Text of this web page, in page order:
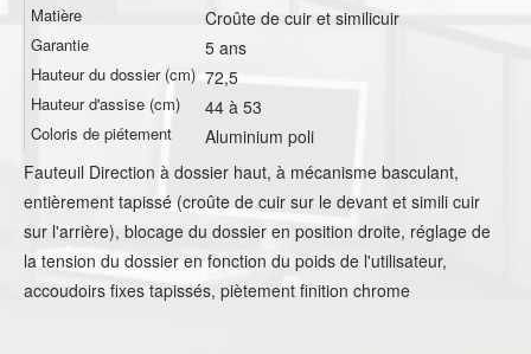
Matière Croûte de cuir et similicuir
Garantie 5 ans
Hauteur du dossier (cm) 72,5
Hauteur d'assise (cm) 44 à 53
Coloris de piétement
Aluminium poli
Fauteuil Direction à dossier haut, à mécanisme basculant,
entièrement tapissé (croûte de cuir sur le devant et simili cuir
sur l'arrière), blocage du dossier en position droite, réglage de
la tension du dossier en fonction du poids de l'utilisateur,
accoudoirs fixes tapissés, piètement finition chrome